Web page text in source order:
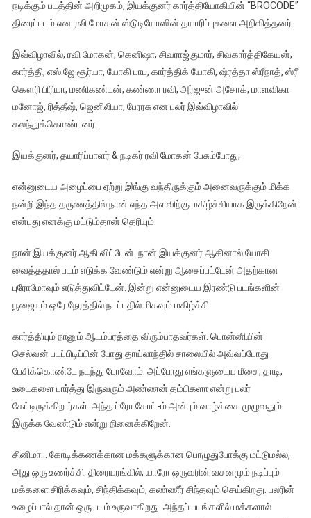
நடிக்கும் படத்தின் அறிமுகம், இயக்குனர் கார்த்தியோகியின் “BROCODE”
திரைப்படம் என ரவி மோகன் ஸ்டுடியோஸின் தயாரிப்புகளை அறிவித்தனர்.
இவ்விழாவில், ரவி மோகன், கெனிஷா, சிவராஜ்குமார், சிவகார்த்திகேயன்,
கார்த்தி, எஸ்.ஜே.சூர்யா, யோகி பாபு, கார்த்திக் யோகி, ஷ்ரத்தா ஸ்ரீநாத், ஸ்ரீ
கௌரி பிரியா, மணிகண்டன், கண்ணா ரவி, அர்ஜுன் அசோக், மாளவிகா
மனோஜ், ரித்தீஷ், ஜெனிலியா, பேரரசு என பலர் இவ்விழாவில்
கலந்துக்கொண்டனர்.
இயக்குனர், தயாரிப்பாளர் & நடிகர் ரவி மோகன் பேசும்போது,
என்னுடைய அழைப்பை ஏற்று இங்கு வந்திருக்கும் அனைவருக்கும் மிக்க
நன்றி இந்த தருணத்தில் நான் எந்த அளவிற்கு மகிழ்ச்சியாக இருக்கிறேன்
என்பது எனக்கு மட்டும்தான் தெரியும்.
நான் இயக்குனர் ஆகி விட்டேன். நான் இயக்குனர் ஆகினால் யோகி
வைத்ததால் படம் எடுக்க வேண்டும் என்று ஆசைப்பட்டேன் அதற்கான
புரோமோவும் எடுத்துவிட்டேன். இன்று என்னுடைய இரண்டு படங்களின்
பூஜையும் ஒரே நேரத்தில் நடப்பதில் மிகவும் மகிழ்ச்சி.
கார்த்தியும் நானும் ஆடம்பரத்தை விரும்பாதவர்கள். பொன்னியின்
செல்வன் படப்பிடிப்பின் போது தாய்லாந்தில் சாலையில் அவ்வப்போது
பேசிக்கொண்டே நடந்து போவோம். அப்போது எங்களுடைய மீசை, தாடி,
உடைகளை பார்த்து இருவரும் அண்ணன் தம்பிகளா என்று பலர்
கேட்டிருக்கிறார்கள். அந்த ப்ரோ கோட்-ம் அன்பும் வாழ்க்கை முழுவதும்
இருக்க வேண்டும் என்று நினைக்கிறேன்.
சினிமா… கோடிக்கணக்கான மக்களுக்கான பொழுதுபோக்கு மட்டுமல்ல,
அது ஒரு உணர்ச்சி. திரையரங்கில், யாரோ ஒருவரின் வசனமும் நடிப்பும்
மக்களை சிரிக்கவும், சிந்திக்கவும், கண்ணீர் சிந்தவும் செய்கிறது. பலரின்
உழைப்பால் தான் ஒரு படம் உருவாகிறது. அந்தப் படங்களில் மக்களால்